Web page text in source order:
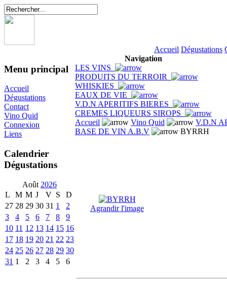
Accueil Dégustations
Menu principal
Accueil
Dégustations
Contact
Vino Quid
Connexion
Liens
Calendrier
Dégustations
Août 2026
L
M M J V S
D
27 28 29 30 31 1
2
3
4 5 6 7 8
9
10 11 12 13 14 15 16
17 18 19 20 21 22 23
24 25 26 27 28 29 30
31 1 2 3 4 5 6
Navigation
LES VINS
PRODUITS DU TERROIR
WHISKIES
EAUX DE VIE
V.D.N APERITIFS BIERES
CREMES LIQUEURS SIROPS
Accueil
Vino Quid
V.D.N
BASE DE VIN A.B.V
BYRRH
Agrandir l'image